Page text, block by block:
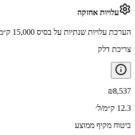
עלויות אחזקה
הערכת עלויות שנתיות על בסיס 15,000 ק״מ בשנה
צריכת דלק
₪8,537
12.3 ק״מ/ל׳
ביטוח מקיף ממוצע